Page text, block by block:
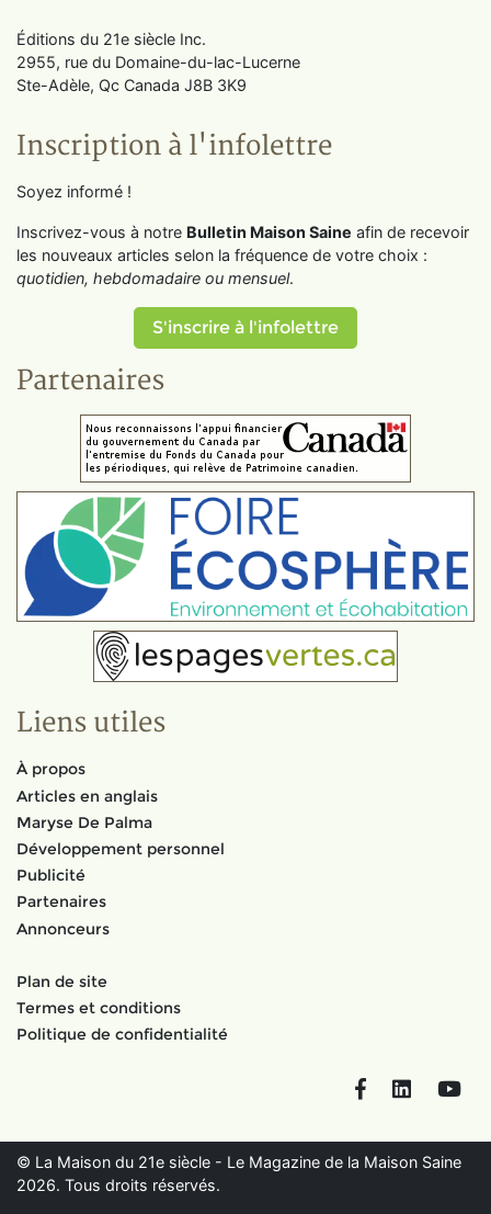
Éditions du 21e siècle Inc.
2955, rue du Domaine-du-lac-Lucerne
Ste-Adèle, Qc Canada J8B 3K9
Inscription à l'infolettre
Soyez informé !
Inscrivez-vous à notre Bulletin Maison Saine afin de recevoir
les nouveaux articles selon la fréquence de votre choix :
quotidien, hebdomadaire ou mensuel.
S'inscrire à l'infolettre
Partenaires
Liens utiles
À propos
Articles en anglais
Maryse De Palma
Développement personnel
Publicité
Partenaires
Annonceurs
Plan de site
Termes et conditions
Politique de confidentialité
FacebookLinkedIn
© La Maison du 21e siècle - Le Magazine de la Maison Saine
2026. Tous droits réservés.